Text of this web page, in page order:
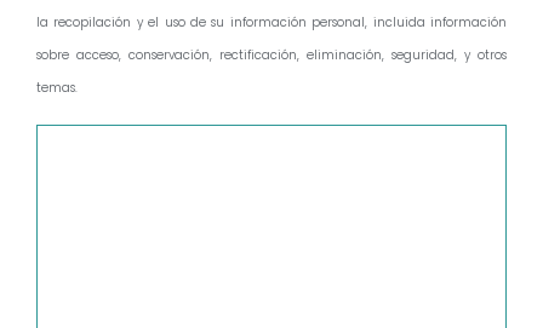
la recopilación y el uso de su información personal, incluida información
sobre acceso, conservación, rectificación, eliminación, seguridad, y otros
temas.